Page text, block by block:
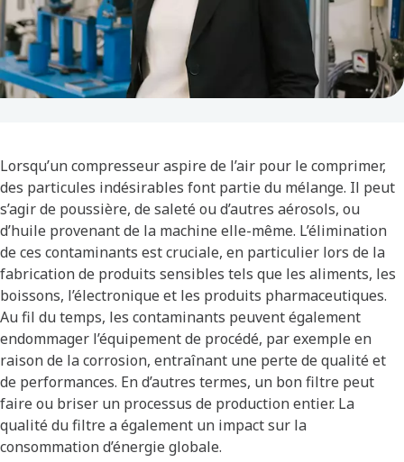
Lorsqu’un compresseur aspire de l’air pour le comprimer,
des particules indésirables font partie du mélange. Il peut
s’agir de poussière, de saleté ou d’autres aérosols, ou
d’huile provenant de la machine elle-même. L’élimination
de ces contaminants est cruciale, en particulier lors de la
fabrication de produits sensibles tels que les aliments, les
boissons, l’électronique et les produits pharmaceutiques.
Au fil du temps, les contaminants peuvent également
endommager l’équipement de procédé, par exemple en
raison de la corrosion, entraînant une perte de qualité et
de performances. En d’autres termes, un bon filtre peut
faire ou briser un processus de production entier. La
qualité du filtre a également un impact sur la
consommation d’énergie globale.